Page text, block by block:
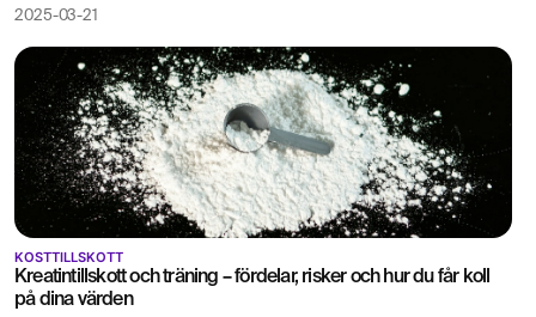
2025-03-21
KOSTTILLSKOTT
Kreatintillskott och träning – fördelar, risker och hur du får koll
på dina värden